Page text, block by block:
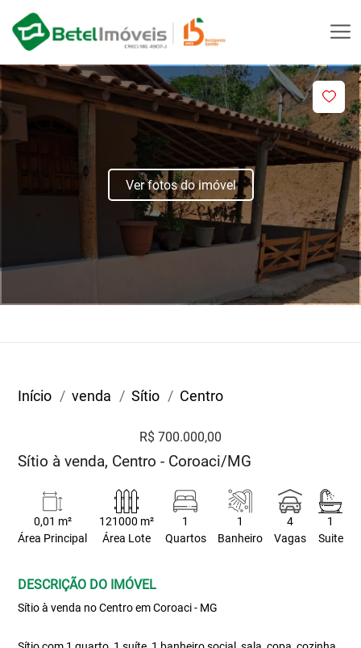
Ver fotos do imóvel
Início venda Sítio Centro
R$ 700.000,00
Sítio à venda, Centro - Coroaci/MG
0,01 m²
Área Principal
121000 m²
Área Lote
1
Quartos
1
Banheiro
4
Vagas
1
Suite
DESCRIÇÃO DO IMÓVEL
Sítio à venda no Centro em Coroaci - MG